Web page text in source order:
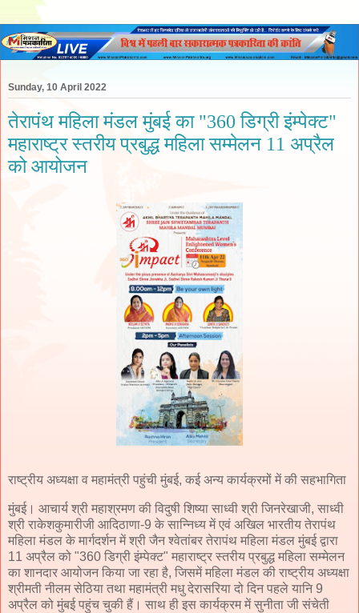
Sunday, 10 April 2022
तेरापंथ महिला मंडल मुंबई का "360 डिग्री इंम्पेक्ट"
महाराष्ट्र स्तरीय प्रबुद्ध महिला सम्मेलन 11 अप्रैल
को आयोजन
राष्ट्रीय अध्यक्षा व महामंत्री पहुंची मुंबई, कई अन्य कार्यक्रमों में की सहभागिता
मुंबई। आचार्य श्री महाश्रमण की विदुषी शिष्या साध्वी श्री जिनरेखाजी, साध्वी
श्री राकेशकुमारीजी आदिठाणा-9 के सान्निध्य में एवं अखिल भारतीय तेरापंथ
महिला मंडल के मार्गदर्शन में श्री जैन श्वेतांबर तेरापंथ महिला मंडल मुंबई द्वारा
11 अप्रैल को "360 डिग्री इंम्पेक्ट" महाराष्ट्र स्तरीय प्रबुद्ध महिला सम्मेलन
का शानदार आयोजन किया जा रहा है, जिसमें महिला मंडल की राष्ट्रीय अध्यक्षा
श्रीमती नीलम सेठिया तथा महामंत्री मधु देरासरिया दो दिन पहले यानि 9
अप्रैल को मुंबई पहुंच चुकी हैं। साथ ही इस कार्यक्रम में सुनीता जी संचेती